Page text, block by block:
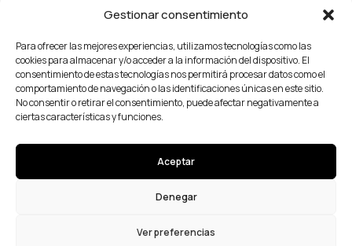
Gestionar consentimiento
Para ofrecer las mejores experiencias, utilizamos tecnologías como las
cookies para almacenar y/o acceder a la información del dispositivo. El
consentimiento de estas tecnologías nos permitirá procesar datos como el
comportamiento de navegación o las identificaciones únicas en este sitio.
No consentir o retirar el consentimiento, puede afectar negativamente a
ciertas características y funciones.
Aceptar
Denegar
Ver preferencias
Periodista, ilustradora y comunicadora.
De Jerez de la Frontera
Privacidad
Cookies
Aviso legal